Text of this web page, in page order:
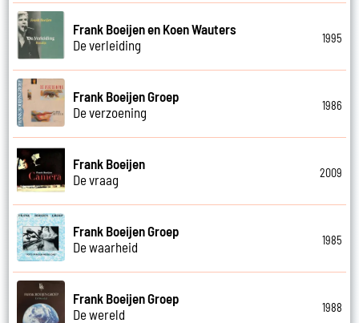
Frank Boeijen en Koen Wauters
De verleiding
1995
Frank Boeijen Groep
De verzoening
1986
Frank Boeijen
De vraag
2009
Frank Boeijen Groep
De waarheid
1985
Frank Boeijen Groep
De wereld
1988